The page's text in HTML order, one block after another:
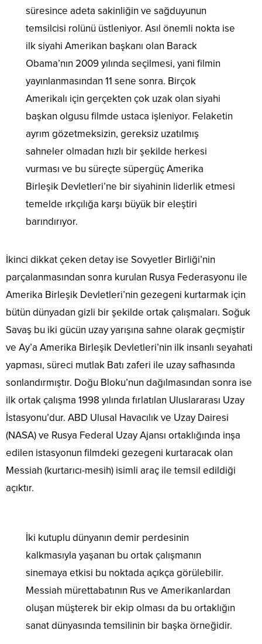
süresince adeta sakinliğin ve sağduyunun
temsilcisi rolünü üstleniyor. Asıl önemli nokta ise
ilk siyahi Amerikan başkanı olan Barack
Obama’nın 2009 yılında seçilmesi, yani filmin
yayınlanmasından 11 sene sonra. Birçok
Amerikalı için gerçekten çok uzak olan siyahi
başkan olgusu filmde ustaca işleniyor. Felaketin
ayrım gözetmeksizin, gereksiz uzatılmış
sahneler olmadan hızlı bir şekilde herkesi
vurması ve bu süreçte süpergüç Amerika
Birleşik Devletleri’ne bir siyahinin liderlik etmesi
temelde ırkçılığa karşı büyük bir eleştiri
barındırıyor.
İkinci dikkat çeken detay ise Sovyetler Birliği’nin
parçalanmasından sonra kurulan Rusya Federasyonu ile
Amerika Birleşik Devletleri’nin gezegeni kurtarmak için
bütün dünyadan gizli bir şekilde ortak çalışmaları. Soğuk
Savaş bu iki gücün uzay yarışına sahne olarak geçmiştir
ve Ay’a Amerika Birleşik Devletleri’nin ilk insanlı seyahati
yapması, süreci mutlak Batı zaferi ile uzay safhasında
sonlandırmıştır. Doğu Bloku’nun dağılmasından sonra ise
ilk ortak çalışma 1998 yılında fırlatılan Uluslararası Uzay
İstasyonu’dur. ABD Ulusal Havacılık ve Uzay Dairesi
(NASA) ve Rusya Federal Uzay Ajansı ortaklığında inşa
edilen istasyonun filmdeki gezegeni kurtaracak olan
Messiah (kurtarıcı-mesih) isimli araç ile temsil edildiği
açıktır.
İki kutuplu dünyanın demir perdesinin
kalkmasıyla yaşanan bu ortak çalışmanın
sinemaya etkisi bu noktada açıkça görülebilir.
Messiah mürettabatının Rus ve Amerikanlardan
oluşan müşterek bir ekip olması da bu ortaklığın
sanat dünyasında temsilinin bir başka örneğidir.